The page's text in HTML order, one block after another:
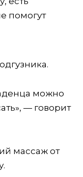
помогут
можно
— говорит
массаж от